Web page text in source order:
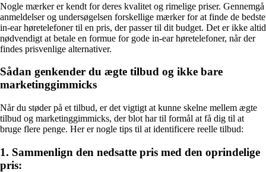
Nogle mærker er kendt for deres kvalitet og rimelige priser. Gennemgå
anmeldelser og undersøgelsen forskellige mærker for at finde de bedste
in-ear høretelefoner til en pris, der passer til dit budget. Det er ikke altid
nødvendigt at betale en formue for gode in-ear høretelefoner, når der
findes prisvenlige alternativer.
Sådan genkender du ægte tilbud og ikke bare
marketinggimmicks
Når du støder på et tilbud, er det vigtigt at kunne skelne mellem ægte
tilbud og marketinggimmicks, der blot har til formål at få dig til at
bruge flere penge. Her er nogle tips til at identificere reelle tilbud:
1. Sammenlign den nedsatte pris med den oprindelige
pris: